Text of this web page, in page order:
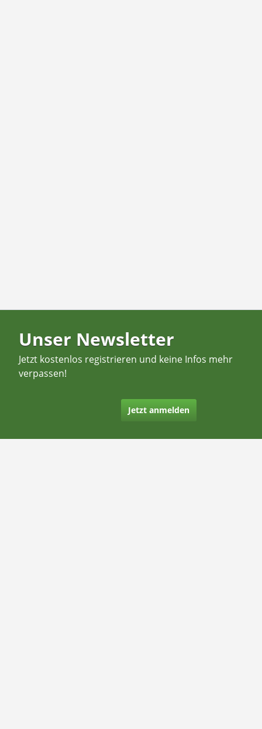
Unser Newsletter
Jetzt kostenlos registrieren und keine Infos mehr
verpassen!
Jetzt anmelden